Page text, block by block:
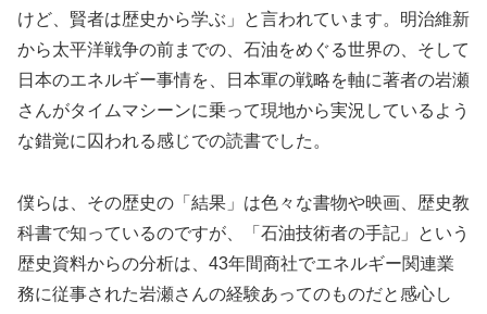
けど、賢者は歴史から学ぶ」と言われています。明治維新
から太平洋戦争の前までの、石油をめぐる世界の、そして
日本のエネルギー事情を、日本軍の戦略を軸に著者の岩瀬
さんがタイムマシーンに乗って現地から実況しているよう
な錯覚に囚われる感じでの読書でした。
僕らは、その歴史の「結果」は色々な書物や映画、歴史教
科書で知っているのですが、「石油技術者の手記」という
歴史資料からの分析は、43年間商社でエネルギー関連業
務に従事された岩瀬さんの経験あってのものだと感心し